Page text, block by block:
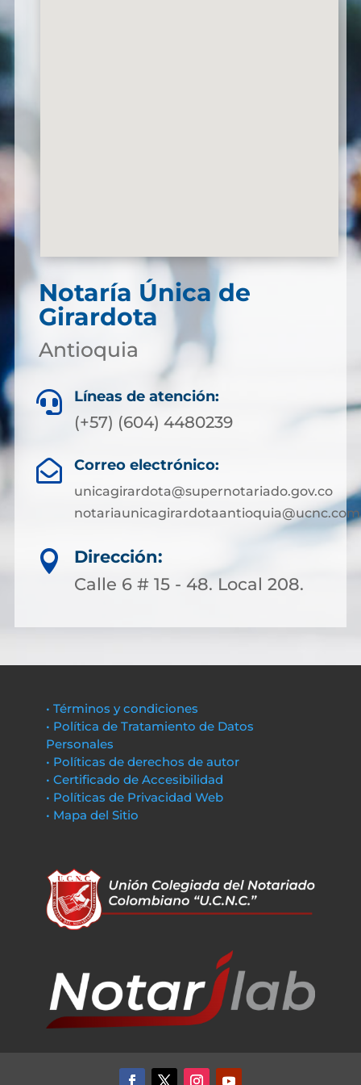
Notaría Única de
Girardota
Antioquia
 Líneas de atención:
(+57) (604) 4480239
 Correo electrónico:
unicagirardota@supernotariado.gov.co

Dirección:
Calle 6 # 15 - 48. Local 208.
• Términos y condiciones
• Política de Tratamiento de Datos
Personales
• Políticas de derechos de autor
• Certificado de Accesibilidad
• Políticas de Privacidad Web
• Mapa del Sitio